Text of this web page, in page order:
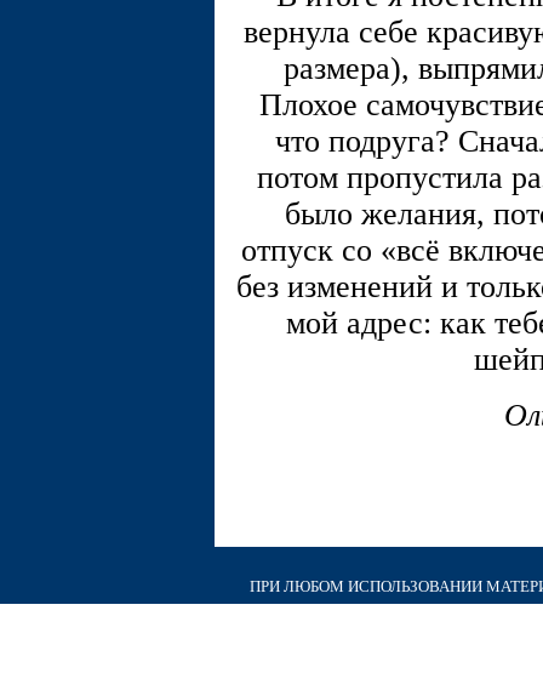
вернула себе
размера),
Плохое
что подруга?
потом пропустила
было желания,
отпуск со «всё
без изменений и
мой адрес: как
ПРИ ЛЮБОМ ИСПОЛЬЗОВАНИИ